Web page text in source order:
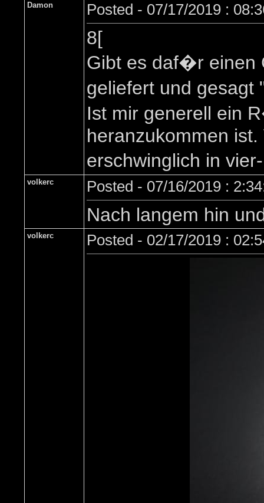
Damon Posted - 07/17/2019 :
8[
Gibt es daf�r einen
geliefert und
Ist mir generell ein
heranzukommen
erschwinglich in
volkerc Posted - 07/16/2019 :
Nach langem hin
volkerc Posted - 02/17/2019 :